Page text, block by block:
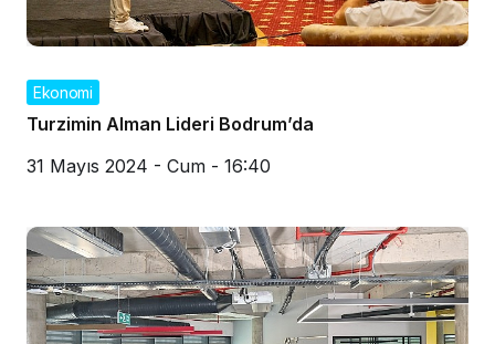
Ekonomi
Turzimin Alman Lideri Bodrum’da
31 Mayıs 2024 - Cum - 16:40